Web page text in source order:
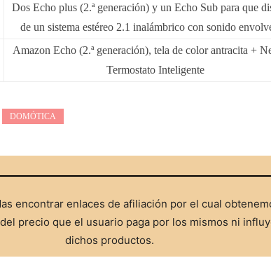
Dos Echo plus (2.ª generación) y un Echo Sub para que
de un sistema estéreo 2.1 inalámbrico con sonido
Amazon Echo (2.ª generación), tela de color antracita +
Termostato Inteligente
DOMÓTICA
encontrar enlaces de afiliación por el cual
precio que el usuario paga por los mismos ni
dichos productos.